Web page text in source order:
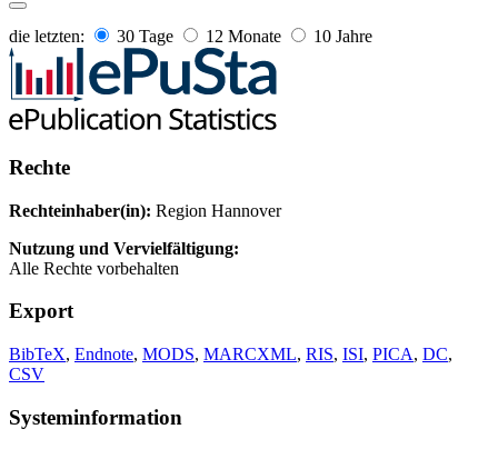
die letzten: 30 Tage 12 Monate 10 Jahre
Rechte
Rechteinhaber(in): Region Hannover
Nutzung und Vervielfältigung:
Alle Rechte vorbehalten
Export
BibTeX, Endnote, MODS, MARCXML, RIS, ISI, PICA, DC,
CSV
Systeminformation